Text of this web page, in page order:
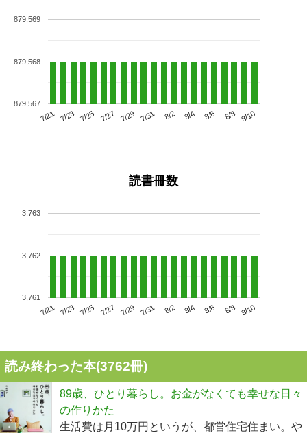
7/21 7/23 7/25 7/27 7/29 7/31 8/2 8/4 8/6 8/8 8/10
879,567
879,568
879,569
読書冊数
7/21 7/23 7/25 7/27 7/29 7/31 8/2 8/4 8/6 8/8 8/10
3,761
3,762
3,763
読み終わった本(3762冊)
89歳、ひとり暮らし。お金がなくても幸せな日々
の作りかた
生活費は月10万円というが、都営住宅住まい。や